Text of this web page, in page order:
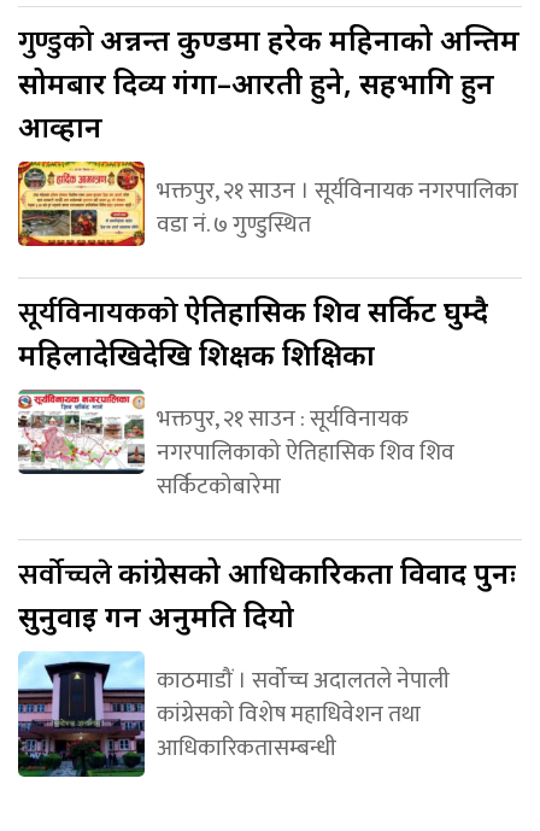
गुण्डुकोअन्नन्त कुण्डमा हरेक महिनाको अन्तिम
सोमबार दिव्य गंगा–आरती हुने, सहभागि हुन
आव्हान
भक्तपुर, २१ साउन । सूर्यविनायक नगरपालिका
वडा नं. ७ गुण्डुस्थित
सूर्यविनायककोऐतिहासिक शिव सर्किट घुम्दै
महिलादेखिदेखि शिक्षक शिक्षिका
भक्तपुर, २१ साउन : सूर्यविनायक
नगरपालिकाको ऐतिहासिक शिव शिव
सर्किटकोबारेमा
सर्वोच्चलेकांग्रेसको आधिकारिकता विवाद पुनः
सुनुवाइ गर्न अनुमति दियो
काठमाडौं । सर्वोच्च अदालतले नेपाली
कांग्रेसको विशेष महाधिवेशन तथा
आधिकारिकतासम्बन्धी